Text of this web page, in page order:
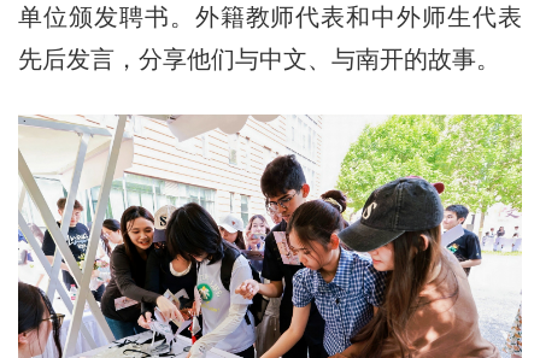
单位颁发聘书。外籍教师代表和中外师生代表
先后发言，分享他们与中文、与南开的故事。